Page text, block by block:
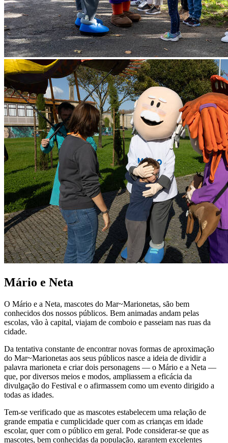
Mário e Neta
O Mário e a Neta, mascotes do Mar~Marionetas, são bem
conhecidos dos nossos públicos. Bem animadas andam pelas
escolas, vão à capital, viajam de comboio e passeiam nas ruas da
cidade.
Da tentativa constante de encontrar novas formas de aproximação
do Mar~Marionetas aos seus públicos nasce a ideia de dividir a
palavra marioneta e criar dois personagens — o Mário e a Neta —
que, por diversos meios e modos, ampliassem a eficácia da
divulgação do Festival e o afirmassem como um evento dirigido a
todas as idades.
Tem-se verificado que as mascotes estabelecem uma relação de
grande empatia e cumplicidade quer com as crianças em idade
escolar, quer com o público em geral. Pode considerar-se que as
mascotes, bem conhecidas da população, garantem excelentes